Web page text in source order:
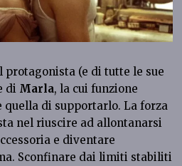
(e di tutte le sue
di Marla, la cui funzione
quella di supportarlo. La forza
nel riuscire ad allontanarsi
e diventare
Sconfinare dai limiti stabiliti